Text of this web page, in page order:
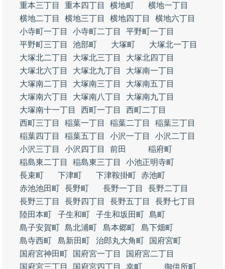
重本三丁目 重本四丁目 横地町
横地一丁目
横地二丁目
横地三丁目 横地四丁目
横地六丁目
小寺町一丁目
小寺町二丁目
平野町一丁目
平野町三丁目
池部町 大塚町
大塚北一丁目
大塚北二丁目
大塚北三丁目
大塚北四丁目
大塚北六丁目
大塚北九丁目
大塚南一丁目
大塚南二丁目
大塚南三丁目
大塚南五丁目
大塚南六丁目
大塚南八丁目
大塚南九丁目
大塚南十一丁目
西町一丁目
西町二丁目
西町三丁目
稲葉一丁目 稲葉二丁目
稲葉三丁目
稲葉四丁目
稲葉五丁目 小沢一丁目
小沢二丁目
小沢三丁目
小沢四丁目 前田
稲府町
稲島東二丁目
稲島東三丁目
小池正明寺町
長束町
下津町 下津鞍掛町 赤池町
赤池池田町 長野町 長野一丁目
長野二丁目
長野三丁目
長野四丁目 長野五丁目
長野七丁目
陸田本町
子生和町 子生和坂田町 島町
島子安賀町 島北浦町 島本郷町
島下畑町
島寺西町
島新田町 治郎丸大角町
国府宮町
国府宮神田町
国府宮一丁目
国府宮二丁目
国府宮三丁目
国府宮四丁目 幸町
御供所町